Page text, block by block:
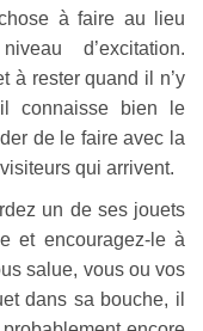
à faire au lieu
d’excitation.
à rester quand il n’y
connaisse bien le
de le faire avec la
qui arrivent.
un de ses jouets
et encouragez-le à
salue, vous ou vos
dans sa bouche, il